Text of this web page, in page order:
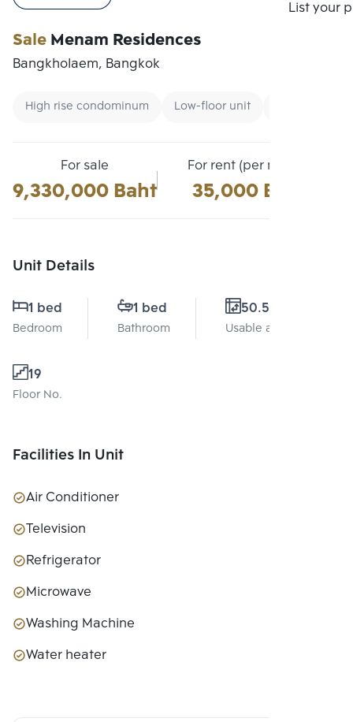
List your
SaleMenam Residences
Bangkholaem, Bangkok
High rise condominum Low-floor unit
For sale
9,330,000 Baht
For rent (per month)
35,000 Baht
Unit Details
1 bed
Bedroom
1 bed
Bathroom
50.51 Sq.m.
Usable area
19
Floor No.
Facilities In Unit
Air Conditioner
Television
Refrigerator
Microwave
Washing Machine
Water heater